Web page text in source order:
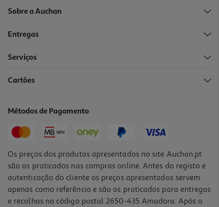
Sobre a Auchan
Entregas
Serviços
Cartões
Métodos de Pagamento
Os preços dos produtos apresentados no site Auchan.pt
são os praticados nas compras online. Antes do registo e
autenticação do cliente os preços apresentados servem
apenas como referência e são os praticados para entregas
e recolhas no código postal 2650-435 Amadora. Após o